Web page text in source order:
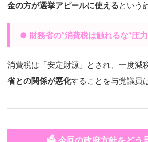
金の方が選挙アピールに使えるという
● 財務省の“消費税は触れるな”圧力
消費税は「安定財源」とされ、一度減
省との関係が悪化することを与党議員